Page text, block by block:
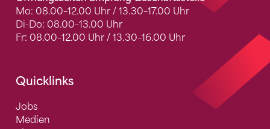
Mo: 08.00–12.00 Uhr / 13.30–17.00 Uhr
Di-Do: 08.00–13.00 Uhr
Fr: 08.00–12.00 Uhr / 13.30–16.00 Uhr
Quicklinks
Jobs
Medien